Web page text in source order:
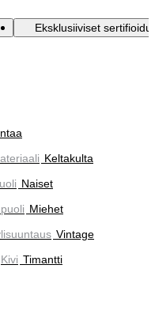
Eksklusiiviset
Keltakulta
Naiset
Miehet
Vintage
Kivi Timantti